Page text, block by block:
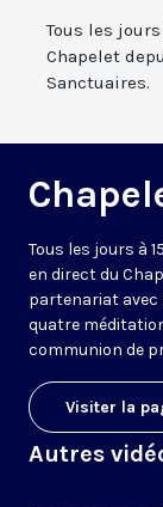
Tous les
Chapelet
Sanctuaires.
Tous les jours à
en direct du
partenariat avec
quatre
communion de
Visiter la
Autres